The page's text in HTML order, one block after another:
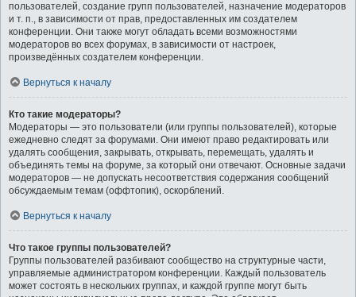
пользователей, создание групп пользователей, назначение модераторов
и т. п., в зависимости от прав, предоставленных им создателем
конференции. Они также могут обладать всеми возможностями
модераторов во всех форумах, в зависимости от настроек,
произведённых создателем конференции.
Вернуться к началу
Кто такие модераторы?
Модераторы — это пользователи (или группы пользователей), которые
ежедневно следят за форумами. Они имеют право редактировать или
удалять сообщения, закрывать, открывать, перемещать, удалять и
объединять темы на форуме, за который они отвечают. Основные задачи
модераторов — не допускать несоответствия содержания сообщений
обсуждаемым темам (оффтопик), оскорблений.
Вернуться к началу
Что такое группы пользователей?
Группы пользователей разбивают сообщество на структурные части,
управляемые администратором конференции. Каждый пользователь
может состоять в нескольких группах, и каждой группе могут быть